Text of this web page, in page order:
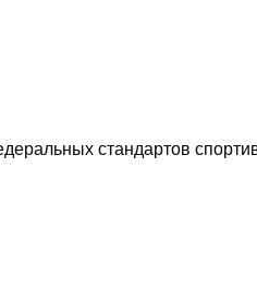
стандартов